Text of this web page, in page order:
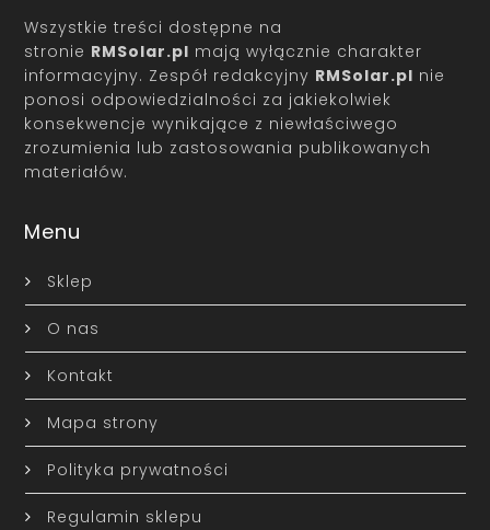
Wszystkie treści dostępne na
stronie RMSolar.pl mają wyłącznie charakter
informacyjny. Zespół redakcyjny RMSolar.pl nie
ponosi odpowiedzialności za jakiekolwiek
konsekwencje wynikające z niewłaściwego
zrozumienia lub zastosowania publikowanych
materiałów.
Menu
Sklep
O nas
Kontakt
Mapa strony
Polityka prywatności
Regulamin sklepu